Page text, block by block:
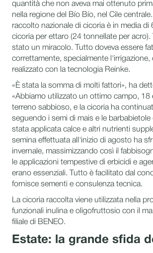
quantità che non aveva mai ottenuto
nella regione del Bío Bío, nel Cile
raccolto nazionale di cicoria è in media di
cicoria per ettaro (24 tonnellate per acro).
stato un miracolo. Tutto doveva essere
correttamente, specialmente l'irrigazione,
realizzato con la tecnologia Reinke.
«È stata la somma di molti fattori», ha
«Abbiamo utilizzato un ottimo campo, 18
terreno sabbioso, e la cicoria ha
seguendo i semi di mais e le barbabietole
stata applicata calce e altri nutrienti
semina effettuata all'inizio di agosto ha
invernale, massimizzando così il
le applicazioni tempestive di erbicidi e
erano essenziali. Tutto è facilitato dal
fornisce sementi e consulenza tecnica.
La cicoria raccolta viene utilizzata nella
funzionali inulina e oligofruttosio con il
filiale di BENEO.
Estate: la grande sfida